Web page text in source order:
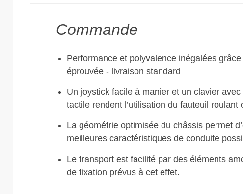
Commande
Performance et polyvalence inégalées
éprouvée - livraison standard
Un joystick facile à manier et un clavier
tactile rendent l’utilisation du fauteuil roulant
La géométrie optimisée du châssis permet
meilleures caractéristiques de conduite
Le transport est facilité par des éléments
de fixation prévus à cet effet.